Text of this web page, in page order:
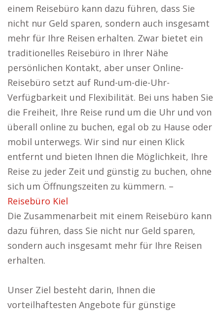
einem Reisebüro kann dazu führen, dass Sie
nicht nur Geld sparen, sondern auch insgesamt
mehr für Ihre Reisen erhalten. Zwar bietet ein
traditionelles Reisebüro in Ihrer Nähe
persönlichen Kontakt, aber unser Online-
Reisebüro setzt auf Rund-um-die-Uhr-
Verfügbarkeit und Flexibilität. Bei uns haben Sie
die Freiheit, Ihre Reise rund um die Uhr und von
überall online zu buchen, egal ob zu Hause oder
mobil unterwegs. Wir sind nur einen Klick
entfernt und bieten Ihnen die Möglichkeit, Ihre
Reise zu jeder Zeit und günstig zu buchen, ohne
sich um Öffnungszeiten zu kümmern. –
Reisebüro Kiel
Die Zusammenarbeit mit einem Reisebüro kann
dazu führen, dass Sie nicht nur Geld sparen,
sondern auch insgesamt mehr für Ihre Reisen
erhalten.
Unser Ziel besteht darin, Ihnen die
vorteilhaftesten Angebote für günstige